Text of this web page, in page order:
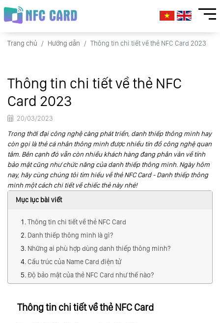
Trang chủ Hướng dẫn Thông tin chi tiết về thẻ NFC Card 2023
Thông tin chi tiết về thẻ NFC
Card 2023
20/03/2023
Trong thời đại công nghệ càng phát triển, danh thiếp thông minh hay
còn gọi là thẻ cá nhân thông minh được nhiều tín đồ công nghệ quan
tâm. Bên cạnh đó vẫn còn nhiều khách hàng đang phân vân về tính
bảo mật cũng như chức năng của danh thiếp thông minh. Ngày hôm
nay, hãy cùng chúng tôi tìm hiểu về thẻ NFC Card - Danh thiếp thông
minh một cách chi tiết về chiếc thẻ này nhé!
Mục lục bài viết
Thông tin chi tiết về thẻ NFC Card
Danh thiếp thông minh là gì?
Những ai phù hợp dùng danh thiếp thông minh?
Cấu trúc của Name Card điện tử
Độ bảo mật của thẻ NFC Card như thế nào?
Thông tin chi tiết về thẻ NFC Card